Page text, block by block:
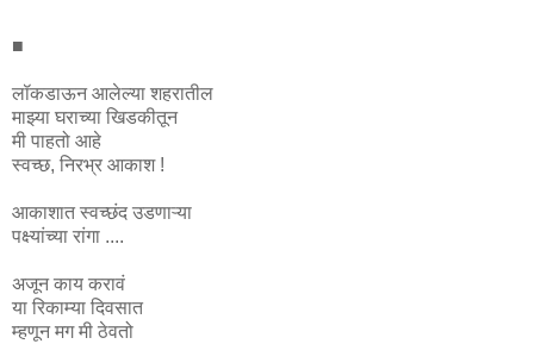
■
लॉकडाऊन आलेल्या शहरातील
माझ्या घराच्या खिडकीतून
मी पाहतो आहे
स्वच्छ, निरभ्र आकाश !
आकाशात स्वच्छंद उडणाऱ्या
पक्ष्यांच्या रांगा ....
अजून काय करावं
या रिकाम्या दिवसात
म्हणून मग मी ठेवतो